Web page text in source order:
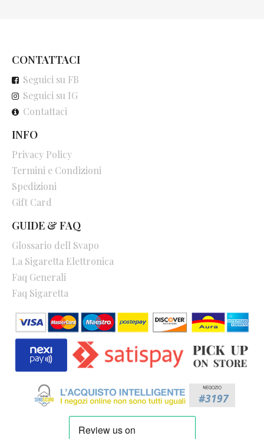
CONTATTACI
Seguici su FB
Seguici su IG
Contattaci
INFO
Privacy Policy
Termini e Condizioni
Spedizioni
Gift Card
GUIDE & FAQ
Glossario dell Svapo
La Sigaretta Elettronica
Faq Generali
Faq Sigaretta